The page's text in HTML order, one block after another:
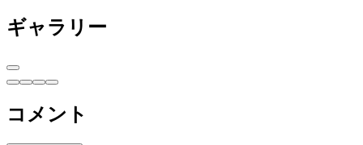
ギャラリー
コメント